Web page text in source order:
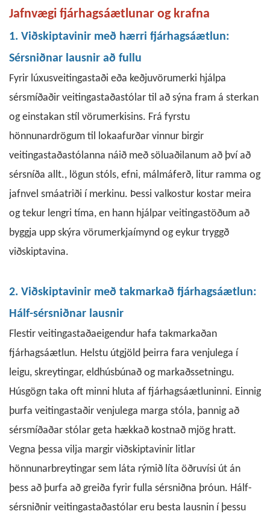
Jafnvægi fjárhagsáætlunar og krafna
1. Viðskiptavinir með hærri fjárhagsáætlun:
Sérsniðnar lausnir að fullu
Fyrir lúxusveitingastaði eða keðjuvörumerki hjálpa
sérsmíðaðir veitingastaðastólar til að sýna fram á sterkan
og einstakan stíl vörumerkisins. Frá fyrstu
hönnunardrögum til lokaafurðar vinnur birgir
veitingastaðastólanna náið með söluaðilanum að því að
sérsníða allt., lögun stóls, efni, málmáferð, litur ramma og
jafnvel smáatriði í merkinu. Þessi valkostur kostar meira
og tekur lengri tíma, en hann hjálpar veitingastöðum að
byggja upp skýra vörumerkjaímynd og eykur tryggð
viðskiptavina.
2. Viðskiptavinir með takmarkað fjárhagsáætlun:
Hálf-sérsniðnar lausnir
Flestir veitingastaðaeigendur hafa takmarkaðan
fjárhagsáætlun. Helstu útgjöld þeirra fara venjulega í
leigu, skreytingar, eldhúsbúnað og markaðssetningu.
Húsgögn taka oft minni hluta af fjárhagsáætluninni. Einnig
þurfa veitingastaðir venjulega marga stóla, þannig að
sérsmíðaðar stólar geta hækkað kostnað mjög hratt.
Vegna þessa vilja margir viðskiptavinir litlar
hönnunarbreytingar sem láta rýmið líta öðruvísi út án
þess að þurfa að greiða fyrir fulla sérsniðna þróun. Hálf-
sérsniðnir veitingastaðastólar eru besta lausnin í þessu